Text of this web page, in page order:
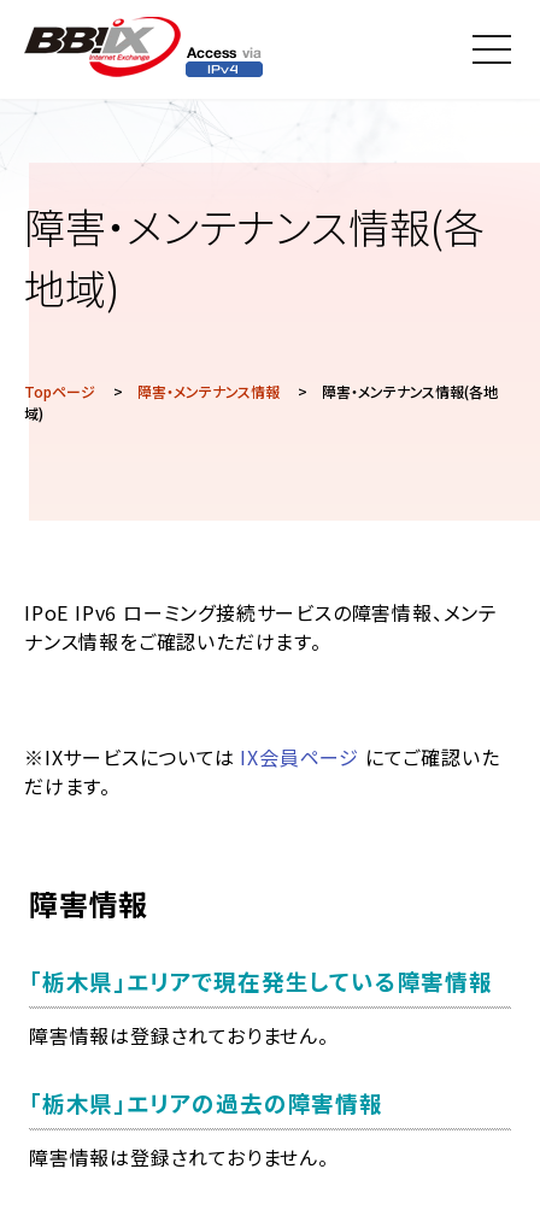
メニ
障害・メンテナンス情報(各
地域)
Topページ > 障害・メンテナンス情報 > 障害・メンテナンス情報(各地
域)
IPoE IPv6 ローミング接続サービスの障害情報、メンテ
ナンス情報をご確認いただけます。
※IXサービスについては IX会員ページ にてご確認いた
だけます。
障害情報
「栃木県」エリアで現在発生している障害情報
障害情報は登録されておりません。
「栃木県」エリアの過去の障害情報
障害情報は登録されておりません。